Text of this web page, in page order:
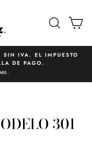
SIN IVA. EL IMPUESTO
DE PAGO.
301